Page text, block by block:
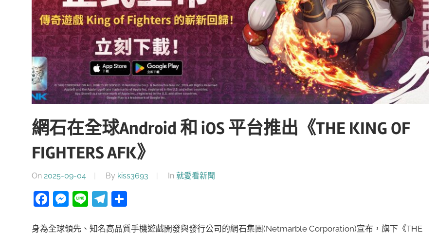
網石在全球Android 和 iOS 平台推出《THE KING OF
FIGHTERS AFK》
On 2025-09-04 By kiss3693 In 就愛看新聞
Facebook
Messenger
LineTelegram
分
身為全球領先、知名高品質手機遊戲開發與發行公司的網石集團(Netmarble Corporation)宣布，旗下《THE